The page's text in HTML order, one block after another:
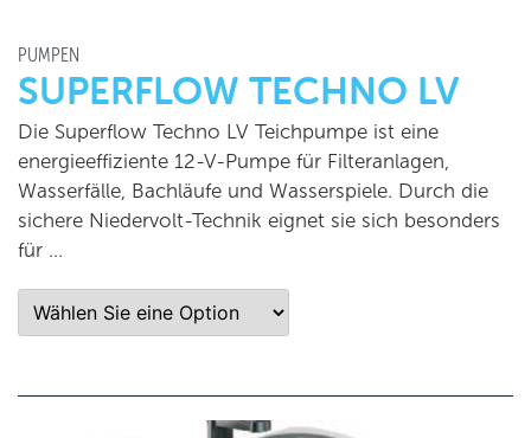
PUMPEN
SUPERFLOW TECHNO LV
Die Superflow Techno LV Teichpumpe ist eine
energieeffiziente 12-V-Pumpe für Filteranlagen,
Wasserfälle, Bachläufe und Wasserspiele. Durch die
sichere Niedervolt-Technik eignet sie sich besonders
für …